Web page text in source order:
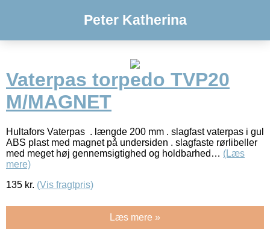
Peter Katherina
Vaterpas torpedo TVP20
M/MAGNET
Hultafors Vaterpas . længde 200 mm . slagfast vaterpas i gul
ABS plast med magnet på undersiden . slagfaste rørlibeller
med meget høj gennemsigtighed og holdbarhed… (Læs
mere)
135 kr. (Vis fragtpris)
Læs mere »